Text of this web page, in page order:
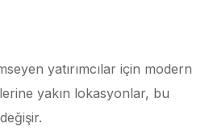
yatırımcılar için modern
yakın lokasyonlar, bu